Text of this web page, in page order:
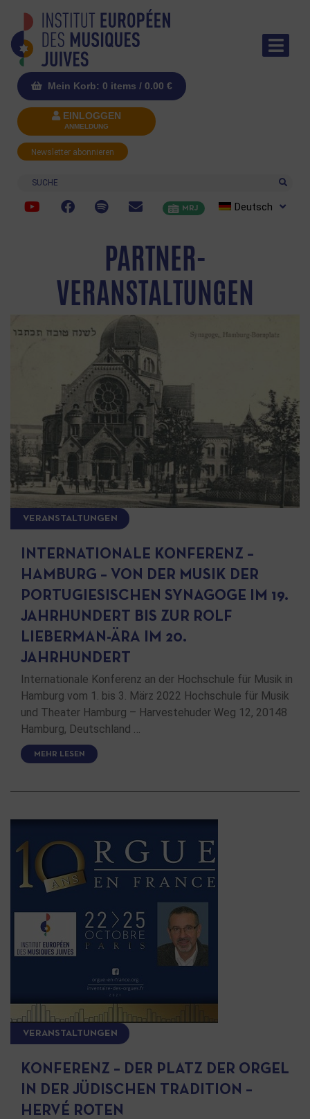
Mein Korb: 0 items / 0.00 €
EINLOGGEN
ANMELDUNG
Newsletter abonnieren
Suche
MRJ Deutsch
PARTNER-
VERANSTALTUNGEN
VERANSTALTUNGEN
INTERNATIONALE KONFERENZ –
HAMBURG – VON DER MUSIK DER
PORTUGIESISCHEN SYNAGOGE IM 19.
JAHRHUNDERT BIS ZUR ROLF
LIEBERMAN-ÄRA IM 20.
JAHRHUNDERT
Internationale Konferenz an der Hochschule für Musik in
Hamburg vom 1. bis 3. März 2022 Hochschule für Musik
und Theater Hamburg – Harvestehuder Weg 12, 20148
Hamburg, Deutschland …
MEHR LESEN
VERANSTALTUNGEN
KONFERENZ – DER PLATZ DER ORGEL
IN DER JÜDISCHEN TRADITION –
HERVÉ ROTEN